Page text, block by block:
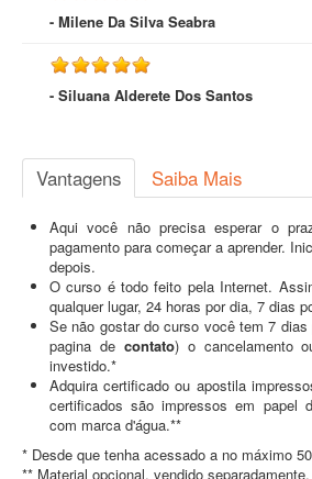
- Milene Da Silva Seabra
- Siluana Alderete Dos Santos
Vantagens Saiba Mais
Aqui você não precisa esperar o
pagamento para começar a aprender.
depois.
O curso é todo feito pela Internet.
qualquer lugar, 24 horas por dia, 7 dias
Se não gostar do curso você tem 7
pagina de contato) o cancelamento
investido.*
Adquira certificado ou apostila
certificados são impressos em papel
com marca d'água.**
* Desde que tenha acessado a no máximo
** Material opcional, vendido separadamente.